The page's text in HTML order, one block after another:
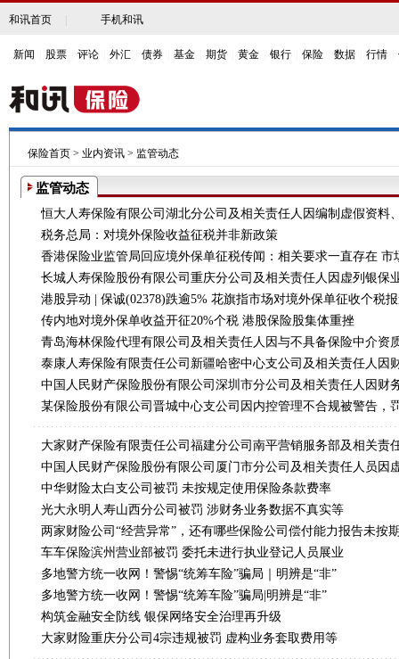
和讯首页 手机和讯
新闻 股票 评论 外汇 债券 基金 期货 黄金 银行 保险 数据 行情
保险首页 > 业内资讯 > 监管动态
监管动态
税务总局：对境外保险收益征税并非新政策
香港保险业监管局回应境外保单征税传闻：相关要求一直存在 市
传内地对境外保单收益开征20%个税 港股保险股集体重挫
某保险股份有限公司晋城中心支公司因内控管理不合规被警告，
中华财险太白支公司被罚 未按规定使用保险条款费率
光大永明人寿山西分公司被罚 涉财务业务数据不真实等
两家财险公司“经营异常”，还有哪些保险公司偿付能力报告未按
车车保险滨州营业部被罚 委托未进行执业登记人员展业
多地警方统一收网！警惕“统筹车险”骗局｜明辨是“非”
多地警方统一收网！警惕“统筹车险”骗局|明辨是“非”
构筑金融安全防线 银保网络安全治理再升级
大家财险重庆分公司4宗违规被罚 虚构业务套取费用等